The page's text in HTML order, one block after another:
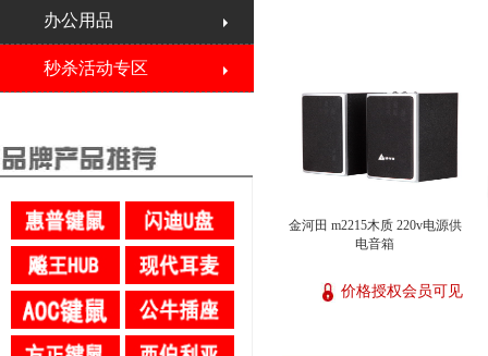
办公用品
秒杀活动专区
金河田 m2215木质 220v电源供
电音箱
价格授权会员可见